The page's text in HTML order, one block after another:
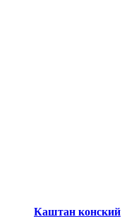
Каштан конский